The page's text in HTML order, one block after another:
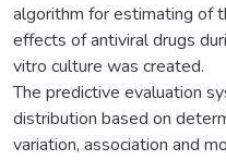
algorithm for estimating of
effects of antiviral drugs
vitro culture was created.
The predictive evaluation
distribution based on
variation, association and